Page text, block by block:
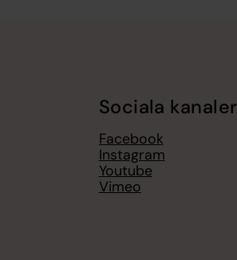
Sociala kanaler
Facebook
Instagram
Youtube
Vimeo